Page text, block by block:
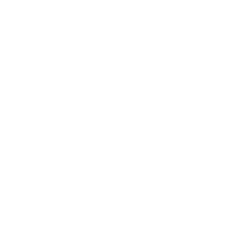
Yuliya Yanilionis, Liudmila Akinienė
a number of important topics that are particularly relevant in
in virtual space. First and above all, particular attention is focused
are explored: virtual threats, cyber attacks, privacy issues, and
their awareness, which is essential in modern education.
Sinkevičienė)
(Asta Sinkevičienė)
when using digital technologies (Asta Sinkevičienė)
solutions (Asta Sinkevičienė)
virtual spaces (Asta Sinkevičienė)
using digital technologies (Yuliya Yanilionis)
solutions (Yuliya Yanilionis)
the European Union's Economic Recovery and Resilience